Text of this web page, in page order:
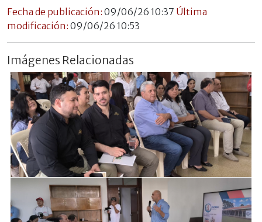
Fecha de publicación: 09/06/26 10:37 Última
modificación: 09/06/26 10:53
Imágenes Relacionadas